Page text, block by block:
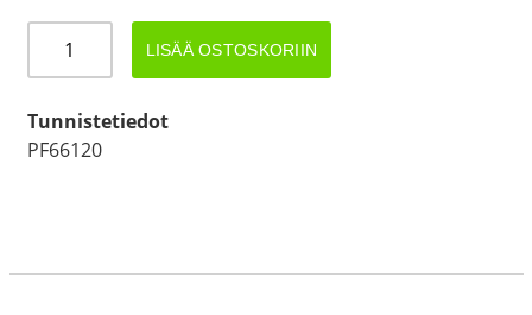
GOLIATH
750kg
määrä
LISÄÄ OSTOSKORIIN
Tunnistetiedot
PF66120